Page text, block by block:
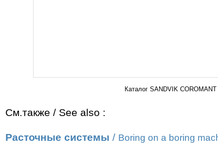
Каталог SANDVIK
См.также / See also :
Расточные системы / Boring on a boring